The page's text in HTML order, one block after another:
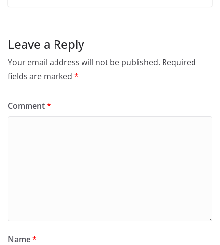
Leave a Reply
Your email address will not be published. Required
fields are marked *
Comment*
Name*